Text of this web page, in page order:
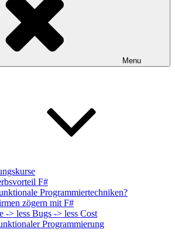
Menu
F#
Programmiertechniken?
zögern mit F#
-> less Bugs -> less Cost
Programmierung